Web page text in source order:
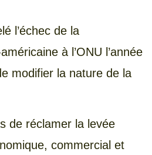
l’échec de la
à l’ONU l’année
modifier la nature de la
de réclamer la levée
commercial et